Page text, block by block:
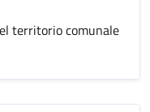
territorio comunale